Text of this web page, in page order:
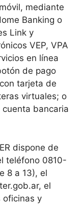
mediante
Banking o
Link y
VEP, VPA
en línea
de pago
tarjeta de
virtuales; o
bancaria
dispone de
teléfono 0810-
8 a 13), el
el
oficinas y